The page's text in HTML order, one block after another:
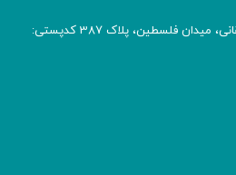
آدرس: پسـتی تهران، خیابان طالقانی، میدان فلسطین، پلاک 387 کدپستی: